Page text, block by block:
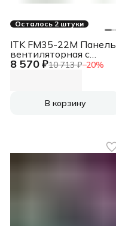
Осталось 2 штуки
8 570 ₽10 713 ₽−20%
ITK FM35-22M Панель
вентиляторная с
выключателем и
В корзину